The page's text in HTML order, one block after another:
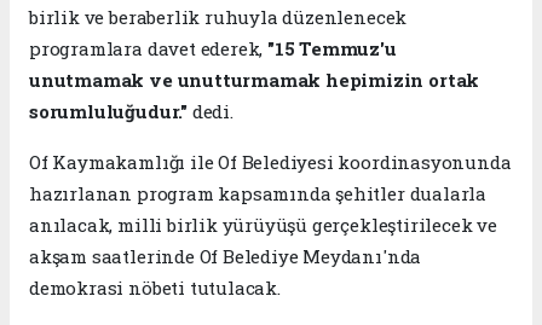
birlik ve beraberlik ruhuyla düzenlenecek
programlara davet ederek, "15 Temmuz'u
unutmamak ve unutturmamak hepimizin ortak
sorumluluğudur." dedi.
Of Kaymakamlığı ile Of Belediyesi koordinasyonunda
hazırlanan program kapsamında şehitler dualarla
anılacak, milli birlik yürüyüşü gerçekleştirilecek ve
akşam saatlerinde Of Belediye Meydanı'nda
demokrasi nöbeti tutulacak.